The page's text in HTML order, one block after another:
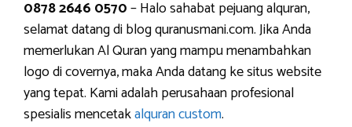
0878 2646 0570– Halo sahabat pejuang alquran,
selamat datang di blog quranusmani.com. Jika Anda
memerlukan Al Quran yang mampu menambahkan
logo di covernya, maka Anda datang ke situs website
yang tepat. Kami adalah perusahaan profesional
spesialis mencetakalquran custom.